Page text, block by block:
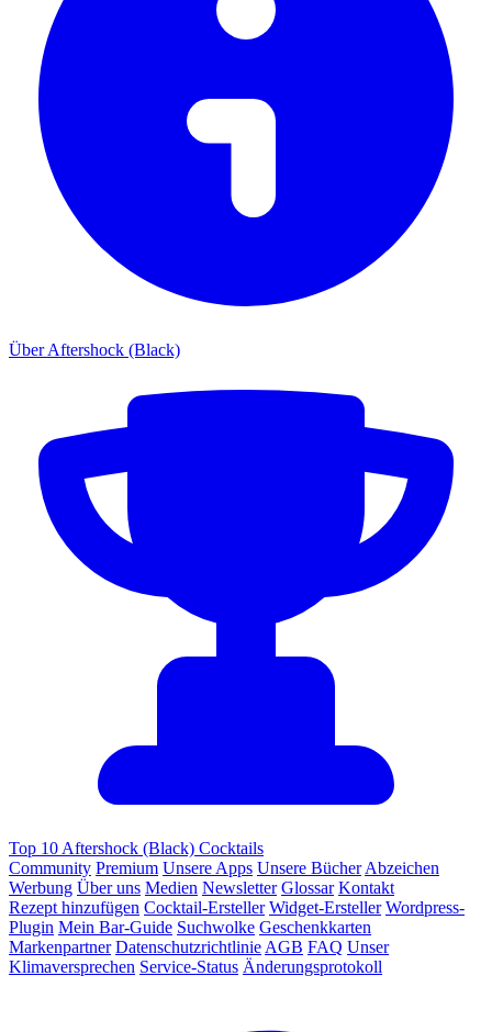
Über Aftershock (Black)
Top 10 Aftershock (Black) Cocktails
Community Premium Unsere Apps Unsere Bücher Abzeichen
Werbung Über uns Medien Newsletter Glossar Kontakt
Rezept hinzufügen Cocktail-Ersteller Widget-Ersteller Wordpress-
Plugin Mein Bar-Guide Suchwolke Geschenkkarten
Markenpartner Datenschutzrichtlinie AGB FAQ Unser
Klimaversprechen Service-Status Änderungsprotokoll